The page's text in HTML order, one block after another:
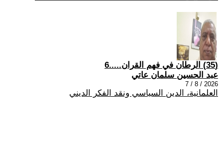
(35) الرطان في فهم القران.....6
عبد الحسين سلمان عاتي
2026 / 8 / 7
العلمانية، الدين السياسي ونقد الفكر الديني